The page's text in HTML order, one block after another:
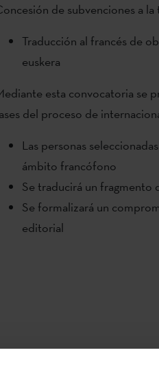
de subvenciones a
Traducción al francés de
euskera
esta convocatoria se
del proceso de
Las personas
ámbito francófono
Se traducirá un fragmento
Se formalizará un
editorial